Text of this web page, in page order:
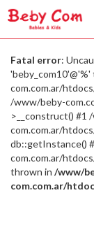
Fatal error:
com.com.ar/
/www/beby-
>__construct() #1
com.com.ar/
db::getInstance()
com.com.ar/
thrown in /www/
com.com.ar/